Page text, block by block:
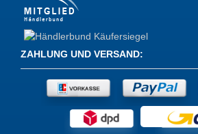
ZAHLUNG UND VERSAND: